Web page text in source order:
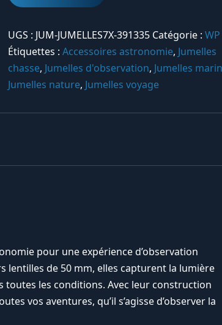
UGS : JUM-JUMELLES7X-391335 Catégorie :WP
Étiquettes :Accessoires astronomie, Jumelles
chasse, Jumelles d'observation, Jumelles
Jumelles nature, Jumelles voyage
pour une expérience d’observation
lentilles de 50 mm, elles capturent la lumière
les conditions. Avec leur construction
vos aventures, qu’il s’agisse d’observer la